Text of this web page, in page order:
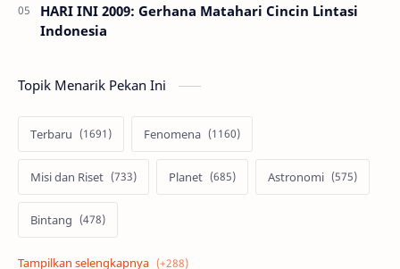
HARI INI 2009: Gerhana Matahari Cincin Lintasi
Indonesia
Topik Menarik Pekan Ini
Terbaru Fenomena
Misi dan Riset Planet Astronomi
Bintang
Alam semesta Galaksi